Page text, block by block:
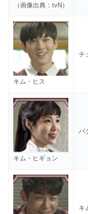
（画像出典：tvN）
キム・ヒス
チ
キム・ヒギョン
パ
キ